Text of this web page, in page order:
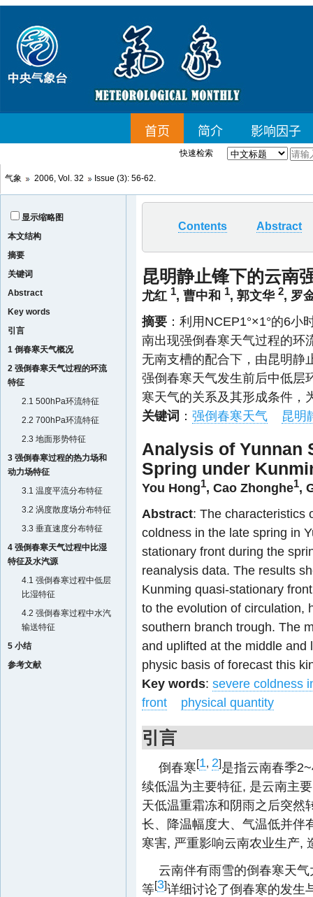
快速检索
气象 2006, Vol. 32 Issue (3): 56-62.
显示缩略图
本文结构
摘要
关键词
Abstract
Key words
引言
1 倒春寒天气概况
2 强倒春寒天气过程的环流
特征
2.1 500hPa环流特征
2.2 700hPa环流特征
2.3 地面形势特征
3 强倒春寒过程的热力场和
动力场特征
3.1 温度平流分布特征
3.2 涡度散度场分布特征
3.3 垂直速度分布特征
4 强倒春寒天气过程中比湿
特征及水汽源
4.1 强倒春寒过程中低层
比湿特征
4.2 强倒春寒过程中水汽
输送特征
5 小结
参考文献
Contents Abstract
昆明静止锋下的云南
尤红 1, 曹中和 1, 郭文华 2, 罗
摘要 ：利用NCEP1°×1°的6
南出现强倒春寒天气过程的环
无南支槽的配合下，由昆明静
强倒春寒天气发生前后中低层
寒天气的关系及其形成条件，
关键词 ： 强倒春寒天气 昆明
Analysis of Yunnan
Spring under
You Hong1, Cao Zhonghe1,
Abstract: The characteristics
coldness in the late spring in
stationary front during the
reanalysis data. The results
Kunming quasi-stationary
to the evolution of circulation,
southern branch trough. The
and uplifted at the middle and
physic basis of forecast this
Key words: severe coldness
front
physical quantity
引言
倒春寒[1, 2]是指云南春季
续低温为主要特征, 是云南主
天低温重霜冻和阴雨之后突然
长、降温幅度大、气温低并伴
寒害, 严重影响云南农业生产,
云南伴有雨雪的倒春寒天
等[3]详细讨论了倒春寒的发生